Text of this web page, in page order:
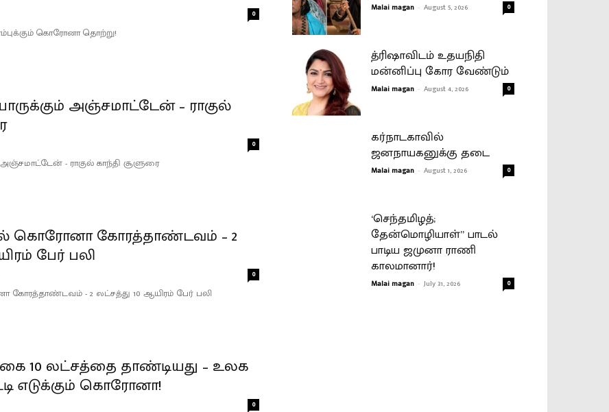
0
கொரோனா தொற்று!
அஞ்சமாட்டேன் – ராகுல்
0
- ராகுல் காந்தி சூளுரை
கொரோனா கோரத்தாண்டவம் – 2
பேர் பலி
0
கோரத்தாண்டவம் - 2 லட்சத்து 10 ஆயிரம் பேர் பலி
10 லட்சத்தை தாண்டியது – உலக
எடுக்கும் கொரோனா!
0
Malai magan - August 5, 2026 0
த்ரிஷாவிடம் உதயநிதி
மன்னிப்பு கோர வேண்டும்
Malai magan - August 4, 2026 0
கர்நாடகாவில்
ஜனநாயகனுக்கு தடை
Malai magan - August 1, 2026 0
‘செந்தமிழத்;
தேன்மொழியாள்” பாடல்
பாடிய ஜமுனா ராணி
காலமானார்!
Malai magan - July 31, 2026 0